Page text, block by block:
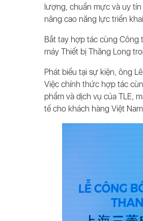
lượng, chuẩn mực và uy
nâng cao năng lực triển
Bắt tay hợp tác cùng Công
máy Thiết bị Thăng Long
Phát biểu tại sự kiện, ông
Việc chính thức hợp tác
phẩm và dịch vụ của TLE,
tế cho khách hàng Việt